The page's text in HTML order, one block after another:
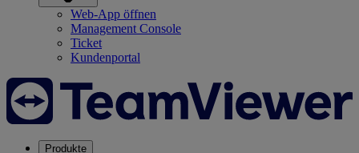
Web-App öffnen
Management Console
Ticket
Kundenportal
Produkte